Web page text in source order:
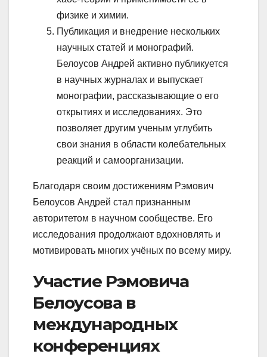
физике и химии.
Публикация и внедрение нескольких
научных статей и монографий.
Белоусов Андрей активно публикуется
в научных журналах и выпускает
монографии, рассказывающие о его
открытиях и исследованиях. Это
позволяет другим ученым углубить
свои знания в области колебательных
реакций и самоорганизации.
Благодаря своим достижениям Рэмович
Белоусов Андрей стал признанным
авторитетом в научном сообществе. Его
исследования продолжают вдохновлять и
мотивировать многих учёных по всему миру.
Участие Рэмовича
Белоусова в
международных
конференциях